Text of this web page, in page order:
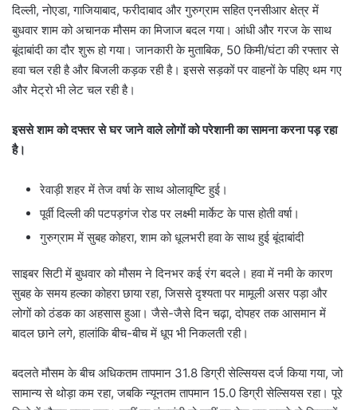
दिल्ली, नोएडा, गाजियाबाद, फरीदाबाद और गुरुग्राम सहित एनसीआर क्षेत्र में
बुधवार शाम को अचानक मौसम का मिजाज बदल गया। आंधी और गरज के साथ
बूंदाबांदी का दौर शुरू हो गया। जानकारी के मुताबिक, 50 किमी/घंटा की रफ्तार से
हवा चल रही है और बिजली कड़क रही है। इससे सड़कों पर वाहनों के पहिए थम गए
और मेट्रो भी लेट चल रही है।
इससे शाम को दफ्तर से घर जाने वाले लोगों को परेशानी का सामना करना पड़ रहा
है।
रेवाड़ी शहर में तेज वर्षा के साथ ओलावृष्टि हुई।
पूर्वी दिल्ली की पटपड़गंज रोड पर लक्ष्मी मार्केट के पास होती वर्षा।
गुरुग्राम में सुबह कोहरा, शाम को धूलभरी हवा के साथ हुई बूंदाबांदी
साइबर सिटी में बुधवार को मौसम ने दिनभर कई रंग बदले। हवा में नमी के कारण
सुबह के समय हल्का कोहरा छाया रहा, जिससे दृश्यता पर मामूली असर पड़ा और
लोगों को ठंडक का अहसास हुआ। जैसे-जैसे दिन चढ़ा, दोपहर तक आसमान में
बादल छाने लगे, हालांकि बीच-बीच में धूप भी निकलती रही।
बदलते मौसम के बीच अधिकतम तापमान 31.8 डिग्री सेल्सियस दर्ज किया गया, जो
सामान्य से थोड़ा कम रहा, जबकि न्यूनतम तापमान 15.0 डिग्री सेल्सियस रहा। पूरे